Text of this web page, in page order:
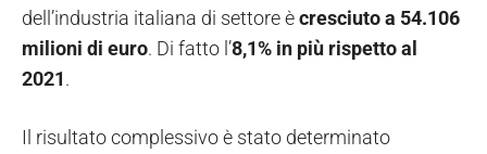
dell’industria italiana di settore ècresciuto a 54.106
milioni di euro. Di fatto l’8,1% in più rispetto al
2021.
Il risultato complessivo è stato determinato